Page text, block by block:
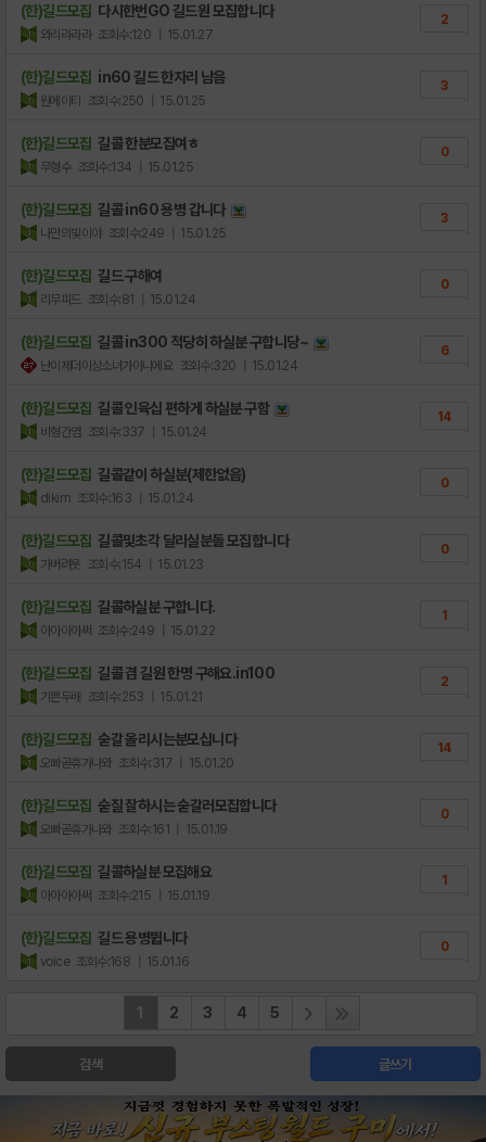
(한)길드모집 다시한번GO 길드원 모집합니다
와리라라라 조회수:120 | 15.01.27
2
(한)길드모집 in60 길드 한자리 남음
원에이티 조회수:250 | 15.01.25
3
(한)길드모집 길콜 한분모집여ㅎ
무형수 조회수:134 | 15.01.25
0
(한)길드모집 길콜 in60 용병 갑니다
나만의빛이야 조회수:249 | 15.01.25
3
(한)길드모집 길드 구해여
리무피드 조회수:81 | 15.01.24
0
(한)길드모집 길콜 in300 적당히 하실분 구합니당~
난이제더이상소녀가아니에요 조회수:320 | 15.01.24
6
(한)길드모집 길콜 인육십 편하게 하실분 구함
비형간염 조회수:337 | 15.01.24
14
(한)길드모집 길콜같이 하실분(제한없음)
dikim 조회수:163 | 15.01.24
0
(한)길드모집 길콜및초각 달리실분들 모집합니다
가버려욧 조회수:154 | 15.01.23
0
(한)길드모집 길콜하실분 구합니다.
아아아아써 조회수:249 | 15.01.22
1
(한)길드모집 길콜 겸 길원 한명 구해요.in100
기쁜두배 조회수:253 | 15.01.21
2
(한)길드모집 숟갈 올리시는분모십니다
오빠곧휴가나와 조회수:317 | 15.01.20
14
(한)길드모집 숟질 잘하시는 숟갈러모집합니다
오빠곧휴가나와 조회수:161 | 15.01.19
0
(한)길드모집 길콜하실분 모집해요
아아아아써 조회수:215 | 15.01.19
1
(한)길드모집 길드 용병뜁니다
voice 조회수:168 | 15.01.16
0
1 2 3 4 5
검색 글쓰기